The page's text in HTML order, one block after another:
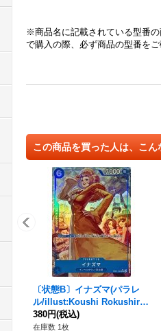
※商品名に記載されている型番
で購入の際、必ず商品の型番を
この商品を買った人は、こ
〔状態B〕イナズマ(パラレ
ル/illust:Koushi Rokushiro)
【SR/P】{EB01-022}
380円(税込)
在庫数 1枚